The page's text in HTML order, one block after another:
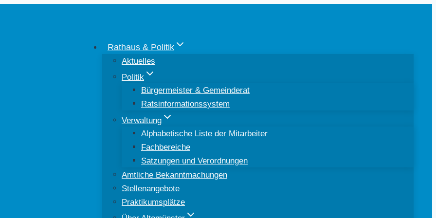
Rathaus & Politik
Aktuelles
Politik
Bürgermeister & Gemeinderat
Ratsinformationssystem
Verwaltung
Alphabetische Liste der Mitarbeiter
Fachbereiche
Satzungen und Verordnungen
Amtliche Bekanntmachungen
Stellenangebote
Praktikumsplätze